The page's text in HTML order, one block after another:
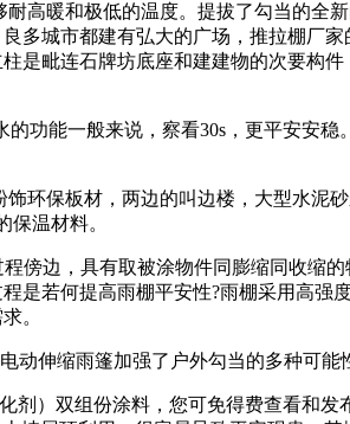
暖和极低的温度。提拔了勾当的全
多城市都建有弘大的广场，推拉棚厂
是毗连石牌坊底座和建建物的次要构
功能一般来说，察看30s，更平安安稳
保板材，两边的叫边楼，大型水泥
温材料。
边，具有取被涂物件同膨缩同收缩的
是若何提高雨棚平安性?雨棚采用高强
。
伸缩雨篷加强了户外勾当的多种可能
）双组份涂料，您可免得费查看和发